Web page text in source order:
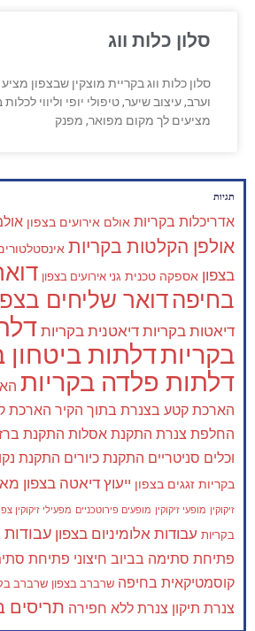
סלון כלות ווג
סלון כלות ווג בקריית מוצקין שבצפון
וערב, עיצוב שיער, טיפולי יופי וליווי לכלות
מציעים לך מקום מפואר, מפנק
תגיות
אדריכלות בקריות אולם אירועים בצפון
אולפן הקלטות בקריות
בצפון אספקה טכנית גני אירועים בצפון
בחיפה דואר שליחים
דיאטות בקריות דיאטנית בקריות
בקריותדלתות ביטחון
דלתות פלדה בקריות
הארכת קטע בצנרת בתוך הקיר הארכת
החלפת צנרת התקנת אסלות התקנת
וכלים סניטריים התקנת כיורים התקנת
בקריות זגגים בצפון ייעוץ דיאטה בצפון
זיקוקין מופעי זיקוקין מופעים פירוטכניים מפעילי זיקוקין
בקריות עבודות אלומיניום בצפון עבודות
פתיחת סתימה בביוב חיצוני פתיחת
קוסמטיקאית בחיפה שרברב בצפון שרברב
צנרת תיקון צנרת ללא חפירה תריסים